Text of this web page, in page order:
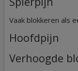
Vaak blokkeren als
Hoofdpijn
Verhoogde